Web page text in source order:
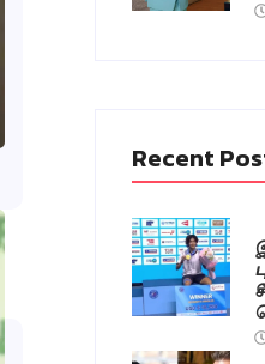
Recent